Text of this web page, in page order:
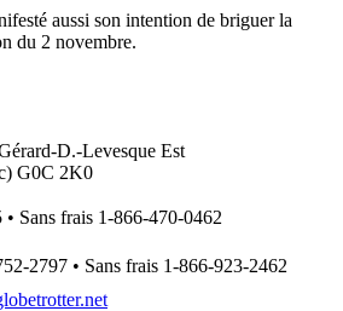
aussi son intention de briguer la
du 2 novembre.
D.-Levesque Est
G0C 2K0
Sans frais 1-866-470-0462
2797 • Sans frais 1-866-923-2462